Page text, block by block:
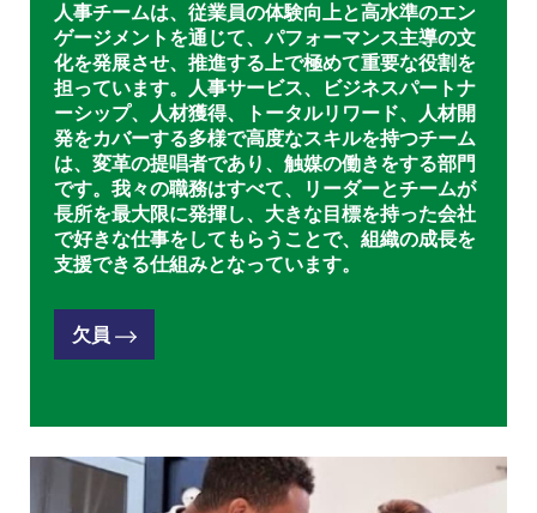
人事チームは、従業員の体験向上と高水準のエン
ゲージメントを通じて、パフォーマンス主導の文
化を発展させ、推進する上で極めて重要な役割を
担っています。人事サービス、ビジネスパートナ
ーシップ、人材獲得、トータルリワード、人材開
発をカバーする多様で高度なスキルを持つチーム
は、変革の提唱者であり、触媒の働きをする部門
です。我々の職務はすべて、リーダーとチームが
長所を最大限に発揮し、大きな目標を持った会社
で好きな仕事をしてもらうことで、組織の成長を
支援できる仕組みとなっています。
欠員